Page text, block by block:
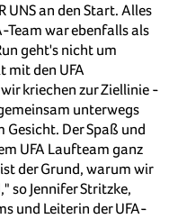
UNS an den Start. Alles
Team war ebenfalls als
geht's nicht um
mit den UFA
kriechen zur Ziellinie -
unterwegs
Gesicht. Der Spaß und
UFA Laufteam ganz
der Grund, warum wir
so Jennifer Stritzke,
und Leiterin der UFA-